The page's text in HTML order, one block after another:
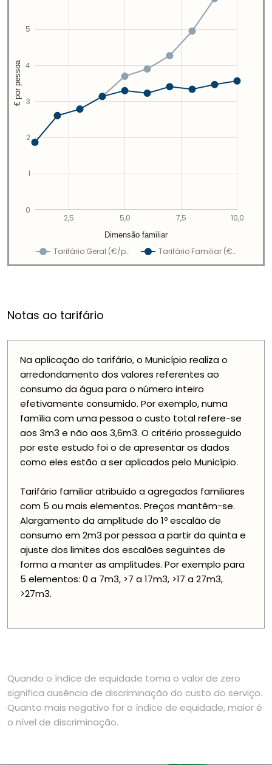
Tarifário Geral (€/p… Tarifário Familiar (€…
2,5 5,0 7,5 10,0
0
1
2
3
4
5
Dimensão familiar
€ por pessoa
Notas ao tarifário
Na aplicação do tarifário, o Município realiza o
arredondamento dos valores referentes ao
consumo da água para o número inteiro
efetivamente consumido. Por exemplo, numa
família com uma pessoa o custo total refere-se
aos 3m3 e não aos 3,6m3. O critério prosseguido
por este estudo foi o de apresentar os dados
como eles estão a ser aplicados pelo Município.
Tarifário familiar atribuído a agregados familiares
com 5 ou mais elementos. Preços mantêm-se.
Alargamento da amplitude do 1º escalão de
consumo em 2m3 por pessoa a partir da quinta e
ajuste dos limites dos escalões seguintes de
forma a manter as amplitudes. Por exemplo para
5 elementos: 0 a 7m3, >7 a 17m3, >17 a 27m3,
>27m3.
Quando o índice de equidade toma o valor de zero
significa ausência de discriminação do custo do serviço.
Quanto mais negativo for o índice de equidade, maior é
o nível de discriminação.